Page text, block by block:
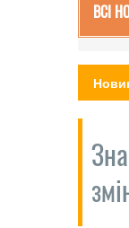
ВСІ